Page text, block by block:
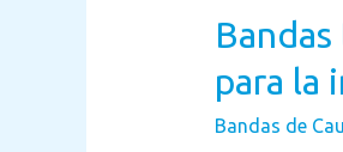
para la
Bandas de